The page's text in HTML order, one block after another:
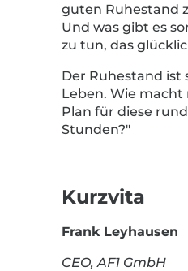
guten Ruhestand
Und was gibt es
zu tun, das
Der Ruhestand ist
Leben. Wie macht
Plan für diese
Stunden?"
Kurzvita
Frank Leyhausen
CEO, AF1 GmbH